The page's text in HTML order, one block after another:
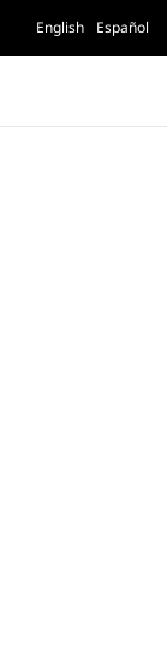
English Español